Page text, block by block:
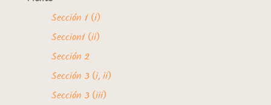
Sección 1 (i)
Seccion1 (ii)
Sección 2
Sección 3 (i, ii)
Sección 3 (iii)